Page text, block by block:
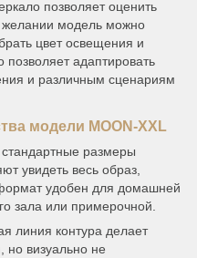
позволяет оценить
желании модель можно
цвет освещения и
адаптировать
и различным сценариям
модели MOON-XXL
размеры
увидеть весь образ,
удобен для домашней
зала или примерочной.
линия контура делает
визуально не